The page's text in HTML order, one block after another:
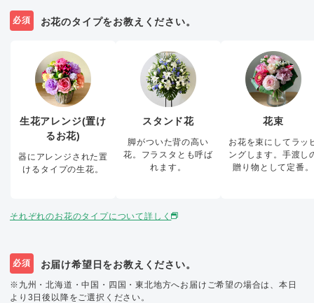
必須 お花のタイプをお教えください。
生花アレンジ(置け
るお花)
器にアレンジされた置
けるタイプの生花。
スタンド花
脚がついた背の高い
花。フラスタとも呼ば
れます。
花束
お花を束にしてラッ
ングします。手渡し
贈り物として定番。
それぞれのお花のタイプについて詳しく
必須 お届け希望日をお教えください。
※九州・北海道・中国・四国・東北地方へお届けご希望の場合は、本日
より3日後以降をご選択ください。